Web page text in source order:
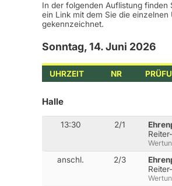
In der folgenden Auflistung finden
ein Link mit dem Sie die
gekennzeichnet.
Sonntag, 14. Juni 2026
UHRZEIT NR
Halle
13:30 2/1
anschl. 2/3